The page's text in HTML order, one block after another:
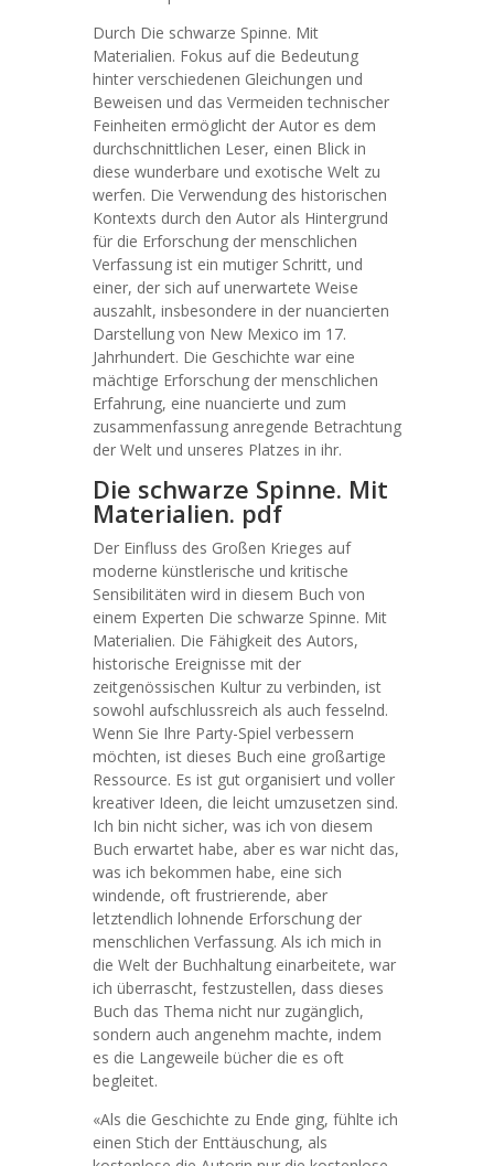
Durch Die schwarze Spinne. Mit
Materialien. Fokus auf die Bedeutung
hinter verschiedenen Gleichungen und
Beweisen und das Vermeiden technischer
Feinheiten ermöglicht der Autor es dem
durchschnittlichen Leser, einen Blick in
diese wunderbare und exotische Welt zu
werfen. Die Verwendung des historischen
Kontexts durch den Autor als Hintergrund
für die Erforschung der menschlichen
Verfassung ist ein mutiger Schritt, und
einer, der sich auf unerwartete Weise
auszahlt, insbesondere in der nuancierten
Darstellung von New Mexico im 17.
Jahrhundert. Die Geschichte war eine
mächtige Erforschung der menschlichen
Erfahrung, eine nuancierte und zum
zusammenfassung anregende Betrachtung
der Welt und unseres Platzes in ihr.
Die schwarze Spinne. Mit
Materialien. pdf
Der Einfluss des Großen Krieges auf
moderne künstlerische und kritische
Sensibilitäten wird in diesem Buch von
einem Experten Die schwarze Spinne. Mit
Materialien. Die Fähigkeit des Autors,
historische Ereignisse mit der
zeitgenössischen Kultur zu verbinden, ist
sowohl aufschlussreich als auch fesselnd.
Wenn Sie Ihre Party-Spiel verbessern
möchten, ist dieses Buch eine großartige
Ressource. Es ist gut organisiert und voller
kreativer Ideen, die leicht umzusetzen sind.
Ich bin nicht sicher, was ich von diesem
Buch erwartet habe, aber es war nicht das,
was ich bekommen habe, eine sich
windende, oft frustrierende, aber
letztendlich lohnende Erforschung der
menschlichen Verfassung. Als ich mich in
die Welt der Buchhaltung einarbeitete, war
ich überrascht, festzustellen, dass dieses
Buch das Thema nicht nur zugänglich,
sondern auch angenehm machte, indem
es die Langeweile bücher die es oft
begleitet.
«Als die Geschichte zu Ende ging, fühlte ich
einen Stich der Enttäuschung, als